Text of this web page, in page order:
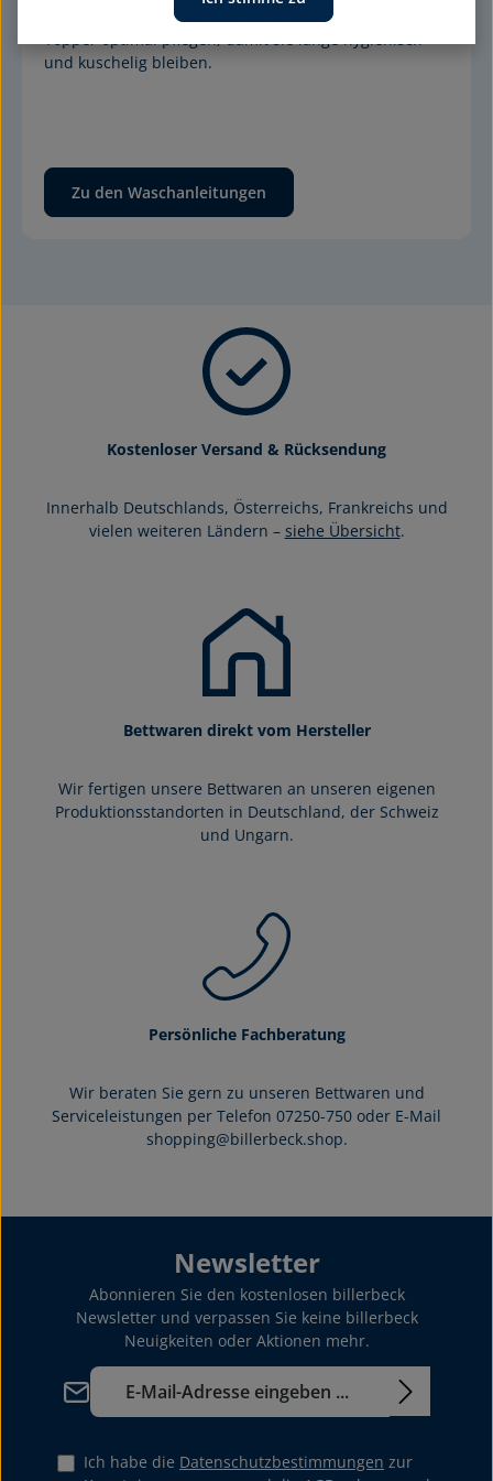
wir Ihnen, wie Sie Ihre billerbeck Duvets, Kissen und
Topper optimal pflegen, damit sie lange hygienisch
und kuschelig bleiben.
Zu den Waschanleitungen
Kostenloser Versand & Rücksendung
Innerhalb Deutschlands, Österreichs, Frankreichs und
vielen weiteren Ländern – siehe Übersicht.
Bettwaren direkt vom Hersteller
Wir fertigen unsere Bettwaren an unseren eigenen
Produktionsstandorten in Deutschland, der Schweiz
und Ungarn.
Persönliche Fachberatung
Wir beraten Sie gern zu unseren Bettwaren und
Serviceleistungen per Telefon 07250-750 oder E-Mail
shopping@billerbeck.shop.
Newsletter
Abonnieren Sie den kostenlosen billerbeck
Newsletter und verpassen Sie keine billerbeck
Neuigkeiten oder Aktionen mehr.
E-Mail-Adresse*
Ich habe die Datenschutzbestimmungen zur